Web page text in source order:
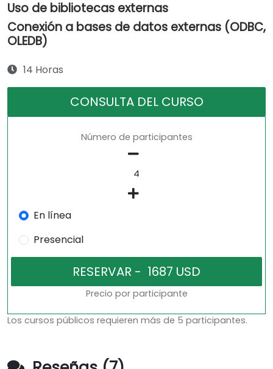
Uso de bibliotecas externas
Conexión a bases de datos externas (ODBC,
OLEDB)
14 Horas
CONSULTA DEL CURSO
Número de participantes
En línea
Presencial
Precio por participante
Los cursos públicos requieren más de 5 participantes.